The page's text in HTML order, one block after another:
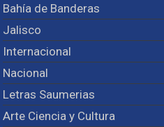
Bahía de Banderas
Jalisco
Internacional
Nacional
Letras Saumerias
Arte Ciencia y Cultura